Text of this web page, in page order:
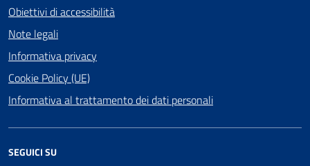
Obiettivi di accessibilità
Note legali
Informativa privacy
Cookie Policy (UE)
Informativa al trattamento dei dati personali
SEGUICI SU